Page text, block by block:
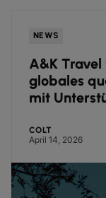
NEWS
A&K
globales
mit
COLT
April 14, 2026